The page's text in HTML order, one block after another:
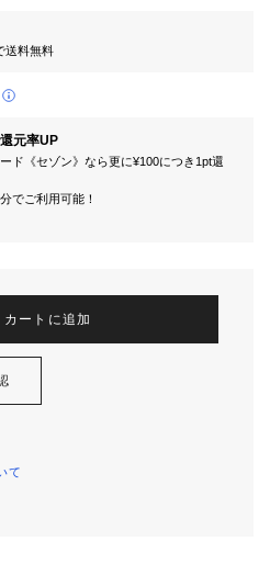
送料無料
元率UP
ド《セゾン》なら更に¥100につき1pt還
でご利用可能！
カートに追加
て